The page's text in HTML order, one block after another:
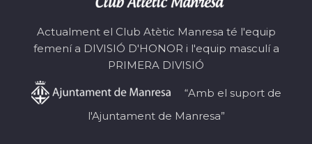
Actualment el Club Atètic Manresa té l'equip
femení a DIVISIÓ D'HONOR i l'equip masculí a
PRIMERA DIVISIÓ
“Amb el suport de
l'Ajuntament de Manresa”